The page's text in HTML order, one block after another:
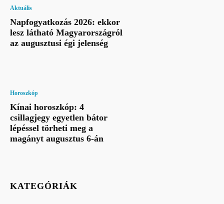
Aktuális
Napfogyatkozás 2026: ekkor
lesz látható Magyarországról
az augusztusi égi jelenség
Horoszkóp
Kínai horoszkóp: 4
csillagjegy egyetlen bátor
lépéssel törheti meg a
magányt augusztus 6-án
KATEGÓRIÁK